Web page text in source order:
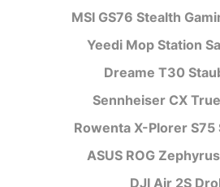
MSI GS76 Stealth
Yeedi Mop Station
Dreame T30
Sennheiser CX
Rowenta X-Plorer
ASUS ROG
DJI Air 2S